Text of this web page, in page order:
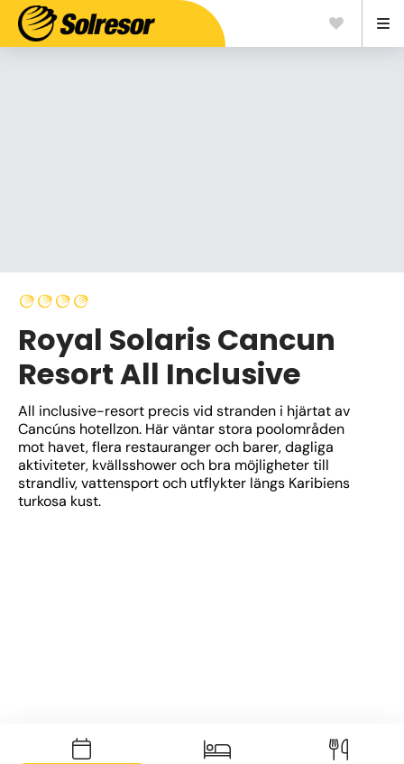
Royal Solaris Cancun
Resort All Inclusive
All inclusive-resort precis vid stranden i hjärtat av
Cancúns hotellzon. Här väntar stora poolområden
mot havet, flera restauranger och barer, dagliga
aktiviteter, kvällsshower och bra möjligheter till
strandliv, vattensport och utflykter längs Karibiens
turkosa kust.